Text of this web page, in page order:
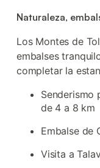
Naturaleza,
Los Montes de
embalses
completar la
Senderismo
de 4 a 8 km
Embalse de
Visita a